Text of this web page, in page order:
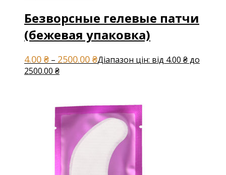
Безворсные гелевые патчи
(бежевая упаковка)
4.00 ₴ – 2500.00 ₴Діапазон цін: від 4.00 ₴ до
2500.00 ₴